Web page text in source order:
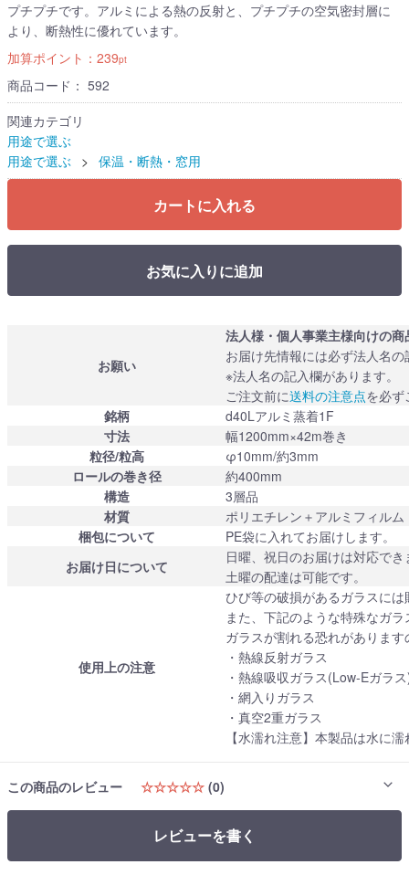
プチプチです。アルミによる熱の反射と、プチプチの空気密封層に
より、断熱性に優れています。
加算ポイント： 239pt
商品コード： 592
関連カテゴリ
用途で選ぶ
用途で選ぶ
保温・断熱・窓用
カートに入れる
お気に入りに追加
お願い
法人様・個人事業主様向けの商
お届け先情報には必ず法人名
※法人名の記入欄があります。
ご注文前に送料の注意点を必ず
銘柄
d40Lアルミ蒸着1F
寸法
幅1200mm×42m巻き
粒径/粒高
φ10mm/約3mm
ロールの巻き径
約400mm
構造
3層品
材質
ポリエチレン＋アルミフィルム
梱包について
PE袋に入れてお届けします。
お届け日について
日曜、祝日のお届けは対応でき
土曜の配達は可能です。
使用上の注意
ひび等の破損があるガラスに
また、下記のような特殊なガ
ガラスが割れる恐れがありま
・熱線反射ガラス
・熱線吸収ガラス(Low-Eガラ
・網入りガラス
・真空2重ガラス
【水濡れ注意】本製品は水に
この商品のレビュー ☆☆☆☆☆ (0)
レビューを書く